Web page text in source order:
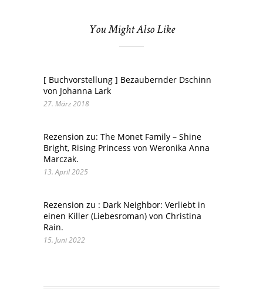
You Might Also Like
[ Buchvorstellung ] Bezaubernder Dschinn
von Johanna Lark
27. März 2018
Rezension zu: The Monet Family – Shine
Bright, Rising Princess von Weronika Anna
Marczak.
13. April 2025
Rezension zu : Dark Neighbor: Verliebt in
einen Killer (Liebesroman) von Christina
Rain.
15. Juni 2022